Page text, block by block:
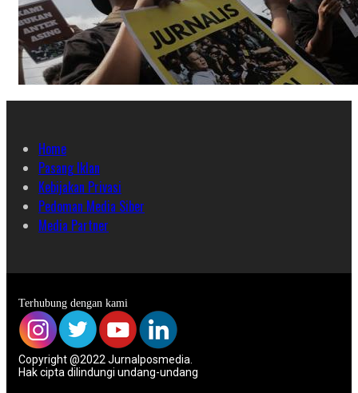
Home
Pasang Iklan
Kebijakan Privasi
Pedoman Media Siber
Media Partner
Terhubung dengan kami
Copyright @2022 Jurnalposmedia.
Hak cipta dilindungi undang-undang